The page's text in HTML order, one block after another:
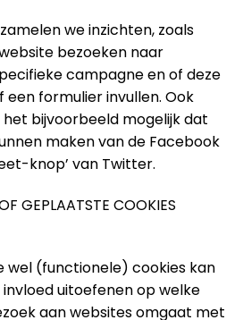
we inzichten, zoals
bezoeken naar
campagne en of deze
formulier invullen. Ook
bijvoorbeeld mogelijk dat
maken van de Facebook
knop’ van Twitter.
GEPLAATSTE COOKIES
wel (functionele) cookies kan
uitoefenen op welke
aan websites omgaat met